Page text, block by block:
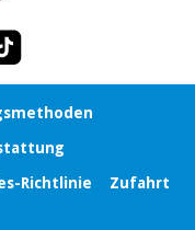
Richtlinie
Zufahrt